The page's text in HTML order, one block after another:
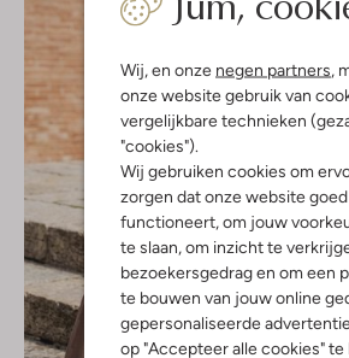
Wij, en onze negen partners,
onze website gebruik van
vergelijkbare technieken
"cookies").
Wij gebruiken cookies om
zorgen dat onze website goed
functioneert, om jouw
te slaan, om inzicht te
bezoekersgedrag en om een
te bouwen van jouw online
gepersonaliseerde
op "Accepteer alle cookies" te